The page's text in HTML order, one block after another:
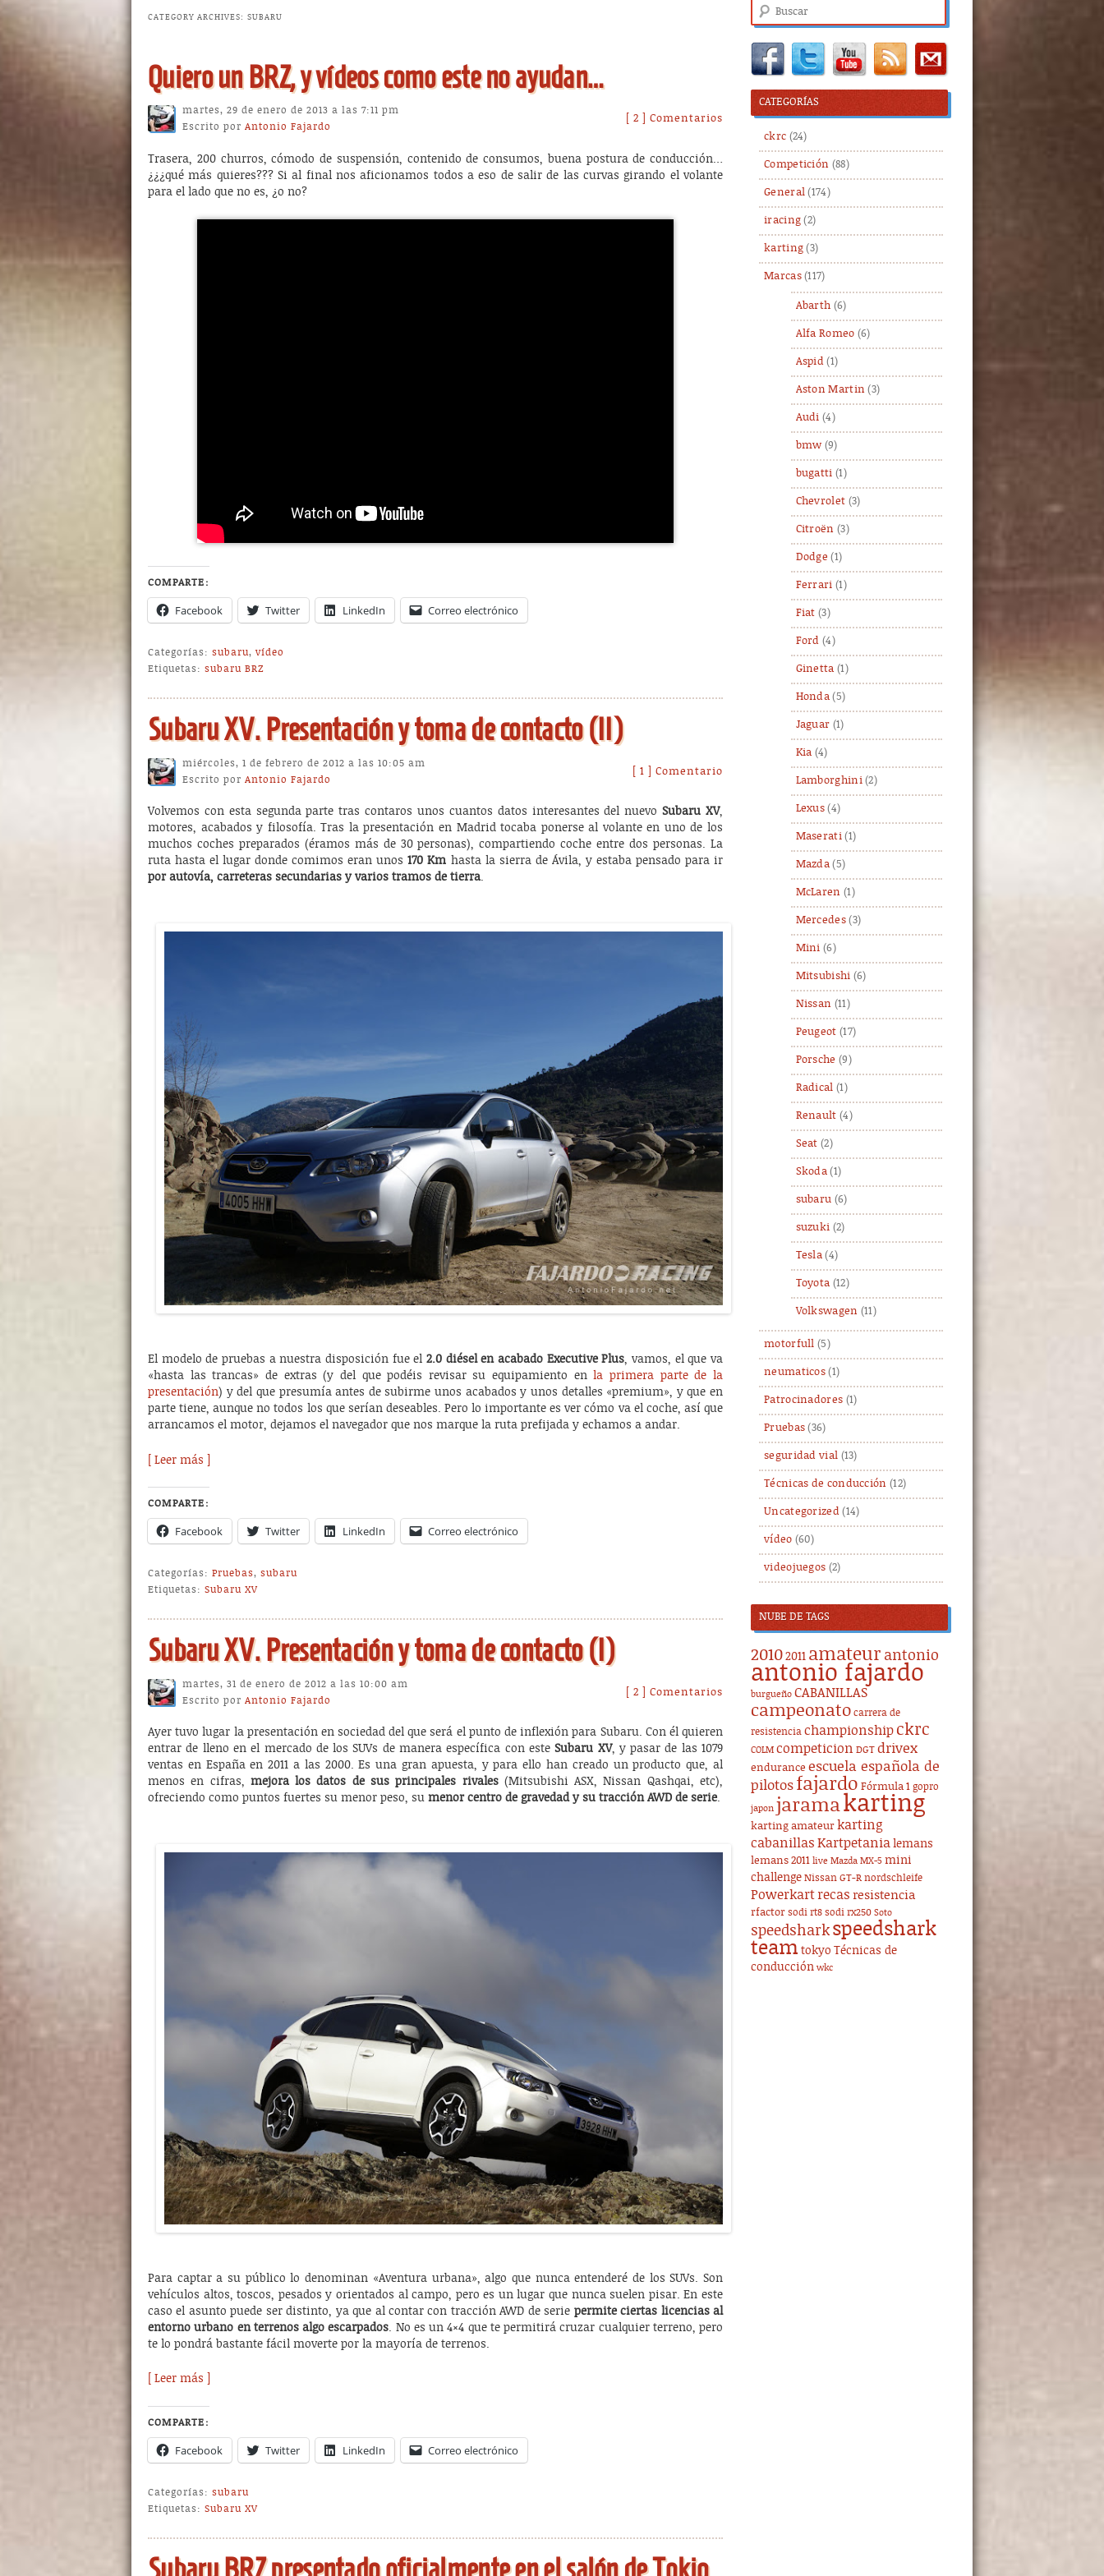
CATEGORY ARCHIVES: SUBARU
Quiero un BRZ, y vídeos como este no ayudan…
martes, 29 de enero de 2013 a las 7:11 pm
Escrito por Antonio Fajardo
[ 2 ] Comentarios
Trasera, 200 churros, cómodo de suspensión, contenido de consumos, buena postura de conducción…
¿¿¿qué más quieres??? Si al final nos aficionamos todos a eso de salir de las curvas girando el volante
para el lado que no es, ¿o no?
COMPARTE:
Facebook Twitter LinkedIn Correo electrónico
Categorías: subaru, vídeo
Etiquetas: subaru BRZ
Subaru XV. Presentación y toma de contacto (II)
miércoles, 1 de febrero de 2012 a las 10:05 am
Escrito por Antonio Fajardo
[ 1 ] Comentario
Volvemos con esta segunda parte tras contaros unos cuantos datos interesantes del nuevoSubaru XV,
motores, acabados y filosofía. Tras la presentación en Madrid tocaba ponerse al volante en uno de los
muchos coches preparados (éramos más de 30 personas), compartiendo coche entre dos personas. La
ruta hasta el lugar donde comimos eran unos 170 Km hasta la sierra de Ávila, y estaba pensado para ir
por autovía, carreteras secundarias y varios tramos de tierra.
El modelo de pruebas a nuestra disposición fue el 2.0 diésel en acabado Executive Plus, vamos, el que va
«hasta las trancas» de extras (y del que podéis revisar su equipamiento enla primera parte de la
presentación) y del que presumía antes de subirme unos acabados y unos detalles «premium», y que en
parte tiene, aunque no todos los que serían deseables. Pero lo importante es ver cómo va el coche, así que
arrancamos el motor, dejamos el navegador que nos marque la ruta prefijada y echamos a andar.
[ Leer más ]
COMPARTE:
Facebook Twitter LinkedIn Correo electrónico
Categorías: Pruebas, subaru
Etiquetas: Subaru XV
Subaru XV. Presentación y toma de contacto (I)
martes, 31 de enero de 2012 a las 10:00 am
Escrito por Antonio Fajardo
[ 2 ] Comentarios
Ayer tuvo lugar la presentación en sociedad del que será el punto de inflexión para Subaru. Con él quieren
entrar de lleno en el mercado de los SUVs de manera específica con esteSubaru XV, y pasar de las 1079
ventas en España en 2011 a las 2000. Es una gran apuesta, y para ello han creado un producto que, al
menos en cifras, mejora los datos de sus principales rivales(Mitsubishi ASX, Nissan Qashqai, etc),
ofreciendo como puntos fuertes su menor peso, su menor centro de gravedad y su tracción AWD de serie.
Para captar a su público lo denominan «Aventura urbana», algo que nunca entenderé de los SUVs. Son
vehículos altos, toscos, pesados y orientados al campo, pero es un lugar que nunca suelen pisar. En este
caso el asunto puede ser distinto, ya que al contar con tracción AWD de serie permite ciertas licencias al
entorno urbano en terrenos algo escarpados. No es un 4×4 que te permitirá cruzar cualquier terreno, pero
te lo pondrá bastante fácil moverte por la mayoría de terrenos.
[ Leer más ]
COMPARTE:
Facebook Twitter LinkedIn Correo electrónico
Categorías: subaru
Etiquetas: Subaru XV
Subaru BRZ presentado oficialmente en el salón de Tokio
Buscar
CATEGORÍAS
ckrc (24)
Competición (88)
General (174)
iracing (2)
karting (3)
Marcas(117)
Abarth (6)
Alfa Romeo (6)
Aspid (1)
Aston Martin (3)
Audi (4)
bmw (9)
bugatti (1)
Chevrolet (3)
Citroën (3)
Dodge (1)
Ferrari (1)
Fiat (3)
Ford (4)
Ginetta (1)
Honda (5)
Jaguar (1)
Kia (4)
Lamborghini(2)
Lexus (4)
Maserati(1)
Mazda (5)
McLaren (1)
Mercedes(3)
Mini (6)
Mitsubishi (6)
Nissan (11)
Peugeot (17)
Porsche (9)
Radical (1)
Renault (4)
Seat (2)
Skoda (1)
subaru (6)
suzuki (2)
Tesla (4)
Toyota (12)
Volkswagen (11)
motorfull (5)
neumaticos (1)
Patrocinadores (1)
Pruebas (36)
seguridad vial (13)
Técnicas de conducción (12)
Uncategorized(14)
vídeo (60)
videojuegos (2)
NUBE DE TAGS
20102011 amateur antonio
antonio fajardo
burgueño CABANILLAS
campeonato carrera de
resistencia championship ckrc
COLM competicion DGT drivex
endurance escuela española de
pilotos fajardo Fórmula 1 gopro
japon jaramakarting
karting amateur karting
cabanillas Kartpetanialemans
lemans 2011 live Mazda MX-5 mini
challenge Nissan GT-R nordschleife
Powerkart recas resistencia
rfactor sodi rt8 sodi rx250 Soto
speedshark speedshark
team tokyo Técnicas de
conducción wkc